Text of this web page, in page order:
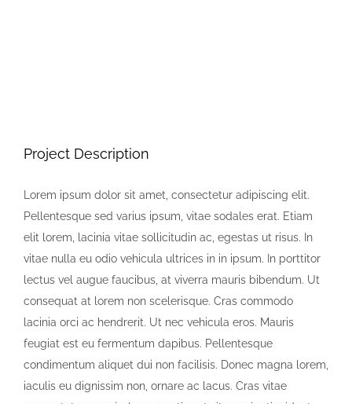
Project Description
Lorem ipsum dolor sit amet, consectetur adipiscing elit.
Pellentesque sed varius ipsum, vitae sodales erat. Etiam
elit lorem, lacinia vitae sollicitudin ac, egestas ut risus. In
vitae nulla eu odio vehicula ultrices in in ipsum. In porttitor
lectus vel augue faucibus, at viverra mauris bibendum. Ut
consequat at lorem non scelerisque. Cras commodo
lacinia orci ac hendrerit. Ut nec vehicula eros. Mauris
feugiat est eu fermentum dapibus. Pellentesque
condimentum aliquet dui non facilisis. Donec magna lorem,
iaculis eu dignissim non, ornare ac lacus. Cras vitae